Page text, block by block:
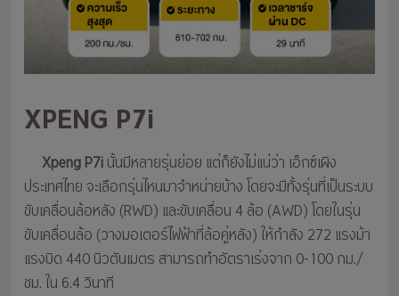
XPENG P7i
Xpeng P7iนั้นมีหลายรุ่นย่อย แต่ก็ยังไม่แน่ว่า เอ็กซ์เผิง
ประเทศไทย จะเลือกรุ่นไหนมาจำหน่ายบ้าง โดยจะมีทั้งรุ่นที่เป็นระบบ
ขับเคลื่อนล้อหลัง (RWD) และขับเคลื่อน 4 ล้อ (AWD) โดยในรุ่น
ขับเคลื่อนล้อ (วางมอเตอร์ไฟฟ้าที่ล้อคู่หลัง) ให้กำลัง 272 แรงม้า
แรงบิด 440 นิวตันเมตร สามารถทำอัตราเร่งจาก 0-100 กม./
ชม. ใน 6.4 วินาที